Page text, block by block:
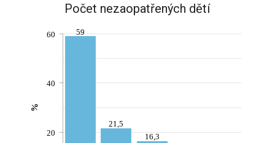
Počet nezaopatřených dětí
59
21,5
16,3
20
40
60
%